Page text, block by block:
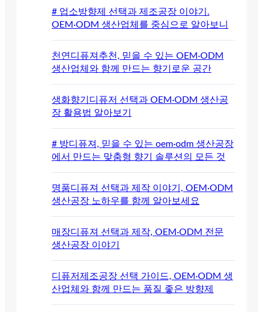
# 업소방향제 선택과 제조공장 이야기.
OEM·ODM 생산업체를 중심으로 알아보니
천연디퓨져추천, 믿을 수 있는 OEM·ODM
생산업체와 함께 만드는 향기로운 공간
생화향기디퓨저 선택과 OEM·ODM 생산공
장 활용법 알아보기
# 방디퓨져, 믿을 수 있는 oem·odm 생산공장
에서 만드는 맞춤형 향기 솔루션의 모든 것
명품디퓨져 선택과 제작 이야기, OEM·ODM
생산공장 노하우를 함께 알아보세요
매장디퓨져 선택과 제작, OEM·ODM 전문
생산공장 이야기
디퓨저제조공장 선택 가이드, OEM·ODM 생
산업체와 함께 만드는 품질 좋은 방향제